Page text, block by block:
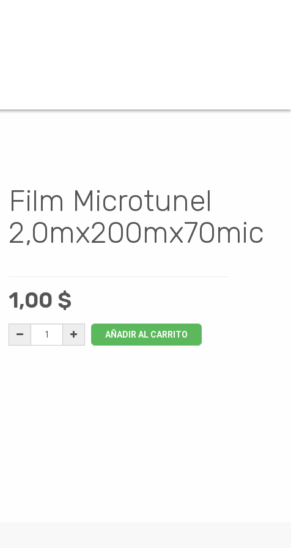
Film Microtunel
2,0mx200mx70mic
1,00 $
AÑADIR AL CARRITO